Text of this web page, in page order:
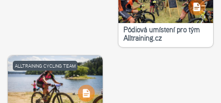
Pódiová umístění pro tým
Alltraining.cz
ALLTRAINING CYCLING TEAM